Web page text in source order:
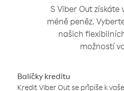
S Viber Out získáte
méně peněz.
našich
možností
Balíčky kreditu
Kredit Viber Out se připíše k